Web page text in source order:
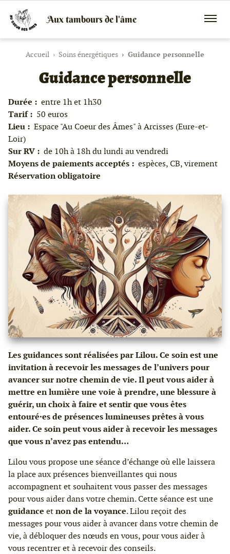
Aux tambours de l'âme
de
chamaniques,
créations
peaux
bois
et
de
peintures
soins
énergétiques,
stages
Accueil Soins énergétiques Guidance personnelle
Guidance personnelle
Durée : entre 1h et 1h30
Tarif : 50 euros
Lieu : Espace "Au Coeur des Âmes" à Arcisses (Eure-et-
Loir)
Sur RV : de 10h à 18h du lundi au vendredi
Moyens de paiements acceptés : espèces, CB, virement
Réservation obligatoire
Les guidances sont réalisées par Lilou. Ce soin est une
invitation à recevoir les messages de l’univers pour
avancer sur notre chemin de vie. Il peut vous aider à
mettre en lumière une voie à prendre, une blessure à
guérir, un choix à faire et sentir que vous êtes
entouré·es de présences lumineuses prêtes à vous
aider. Ce soin peut vous aider à recevoir les messages
que vous n’avez pas entendu…
Lilou vous propose une séance d’échange où elle laissera
la place aux présences bienveillantes qui nous
accompagnent et souhaitent vous passer des messages
pour vous aider dans votre chemin. Cette séance est une
guidance etnon de la voyance. Lilou reçoit des
messages pour vous aider à avancer dans votre chemin de
vie, à débloquer des nœuds en vous, pour vous aider à
vous recentrer et à recevoir des conseils.